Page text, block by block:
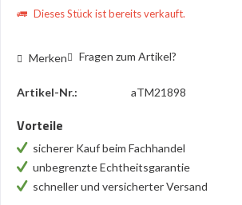
Dieses Stück ist bereits verkauft.
Merken Fragen zum Artikel?
Artikel-Nr.: aTM21898
Vorteile
sicherer Kauf beim Fachhandel
unbegrenzte Echtheitsgarantie
schneller und versicherter Versand